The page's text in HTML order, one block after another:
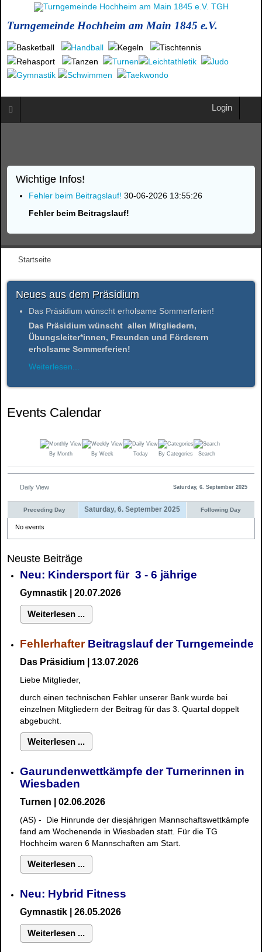
Turngemeinde Hochheim am Main 1845 e.V.
Login
Wichtige Infos!
Fehler beim Beitragslauf! 30-06-2026 13:55:26
Fehler beim Beitragslauf!
Startseite
Neues aus dem Präsidium
Das Präsidium wünscht erholsame Sommerferien!
Das Präsidium wünscht allen Mitgliedern,
Übungsleiter*innen, Freunden und Förderern
erholsame Sommerferien!
Weiterlesen...
Events Calendar
By Month By Week Today By Categories Search
Daily View Saturday, 6. September 2025
Preceding Day Saturday, 6. September 2025 Following Day
No events
Neuste Beiträge
Neu: Kindersport für 3 - 6 jährige
Gymnastik | 20.07.2026
Weiterlesen ...
FehlerhafterBeitragslauf der Turngemeinde
Das Präsidium | 13.07.2026
Liebe Mitglieder,
durch einen technischen Fehler unserer Bank wurde bei
einzelnen Mitgliedern der Beitrag für das 3. Quartal doppelt
abgebucht.
Weiterlesen ...
Gaurundenwettkämpfe der Turnerinnen in
Wiesbaden
Turnen | 02.06.2026
(AS) - Die Hinrunde der diesjährigen Mannschaftswettkämpfe
fand am Wochenende in Wiesbaden statt. Für die TG
Hochheim waren 6 Mannschaften am Start.
Weiterlesen ...
Neu: Hybrid Fitness
Gymnastik | 26.05.2026
Weiterlesen ...